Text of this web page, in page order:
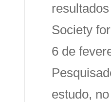
Society
6 de
estudo,